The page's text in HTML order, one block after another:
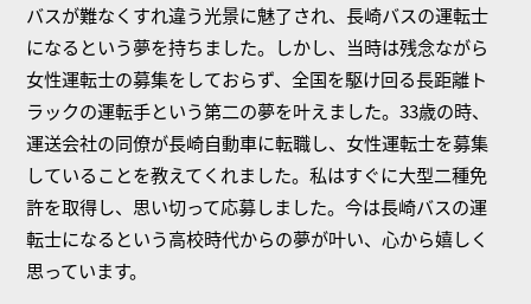
バスが難なくすれ違う光景に魅了され、長崎バスの運転士
になるという夢を持ちました。しかし、当時は残念ながら
女性運転士の募集をしておらず、全国を駆け回る長距離ト
ラックの運転手という第二の夢を叶えました。33歳の時、
運送会社の同僚が長崎自動車に転職し、女性運転士を募集
していることを教えてくれました。私はすぐに大型二種免
許を取得し、思い切って応募しました。今は長崎バスの運
転士になるという高校時代からの夢が叶い、心から嬉しく
思っています。